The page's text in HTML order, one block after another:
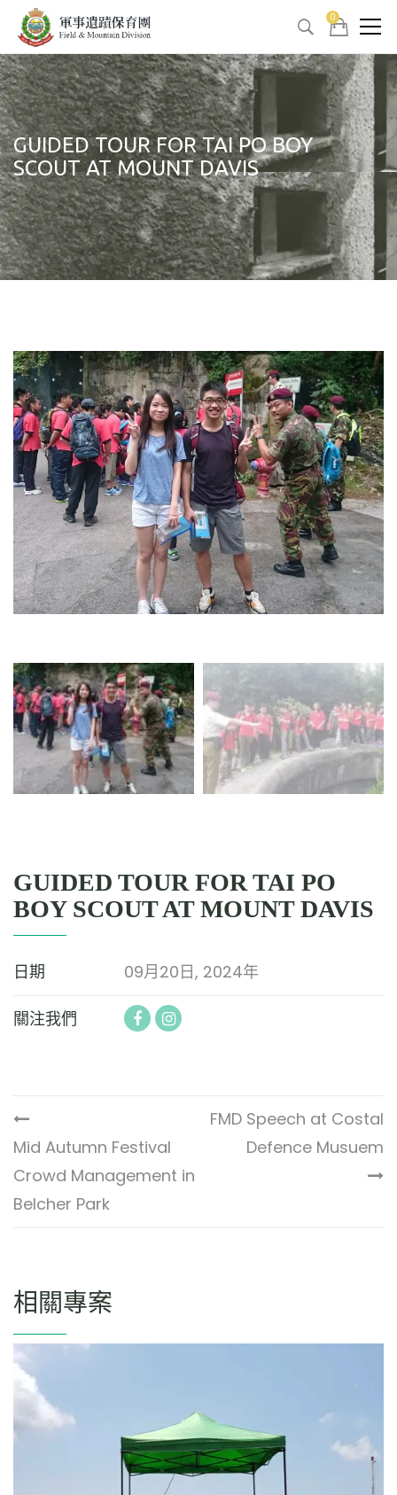
0
GUIDED TOUR FOR TAI PO BOY
SCOUT AT MOUNT DAVIS
GUIDED TOUR FOR TAI PO
BOY SCOUT AT MOUNT DAVIS
日期 09月20日, 2024年
關注我們
Mid Autumn Festival
Crowd Management in
Belcher Park
FMD Speech at Costal
Defence Musuem
相關專案